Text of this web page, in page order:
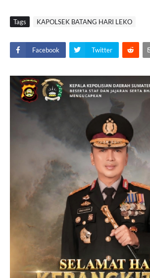
Tags KAPOLSEK BATANG HARI LEKO
Facebook Twitter